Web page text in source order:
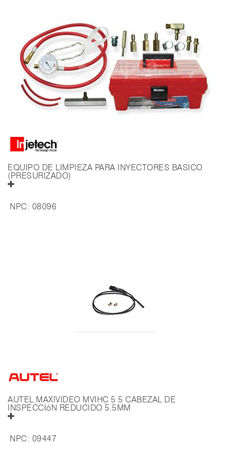
EQUIPO DE LIMPIEZA PARA INYECTORES BASICO
(PRESURIZADO)
NPC: 08096
AUTEL MAXIVIDEO MVIHC 5.5 CABEZAL DE
INSPECCIóN REDUCIDO 5.5MM
NPC: 09447